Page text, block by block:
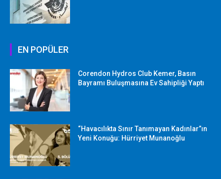
EN POPÜLER
Corendon Hydros Club Kemer, Basın
Bayramı Buluşmasına Ev Sahipliği Yaptı
“Havacılıkta Sınır Tanımayan Kadınlar”ın
Yeni Konuğu: Hürriyet Munanoğlu